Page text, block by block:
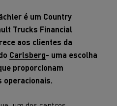
é um Country
Trucks Financial
aos clientes da
Carlsberg- uma escolha
proporcionam
operacionais.